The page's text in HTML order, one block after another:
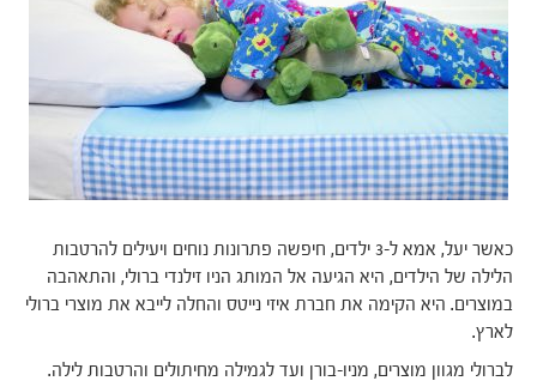
כאשר יעל, אמא ל-3 ילדים, חיפשה פתרונות נוחים ויעילים להרטבות
הלילה של הילדים, היא הגיעה אל המותג הניו זילנדי ברולי, והתאהבה
במוצרים. היא הקימה את חברת איזי נייטס והחלה לייבא את מוצרי ברולי
לארץ.
לברולי מגוון מוצרים, מניו-בורן ועד לגמילה מחיתולים והרטבות לילה.